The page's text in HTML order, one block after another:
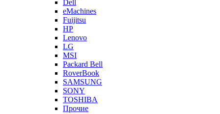
Dell
eMachines
Fuijitsu
HP
Lenovo
LG
MSI
Packard Bell
RoverBook
SAMSUNG
SONY
TOSHIBA
Прочие